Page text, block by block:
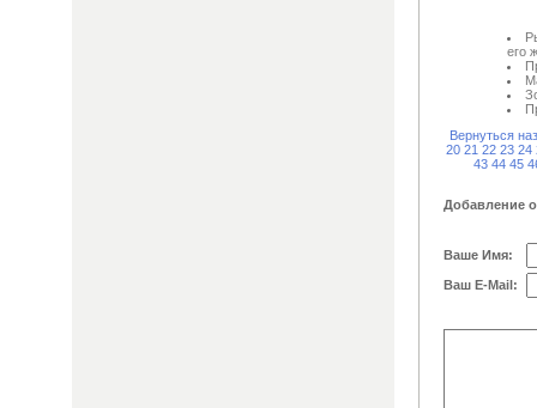
его
Вернуться
20 21 22 23 24
43 44 45
Добавление
Ваше Имя:
Ваш E-Mail: